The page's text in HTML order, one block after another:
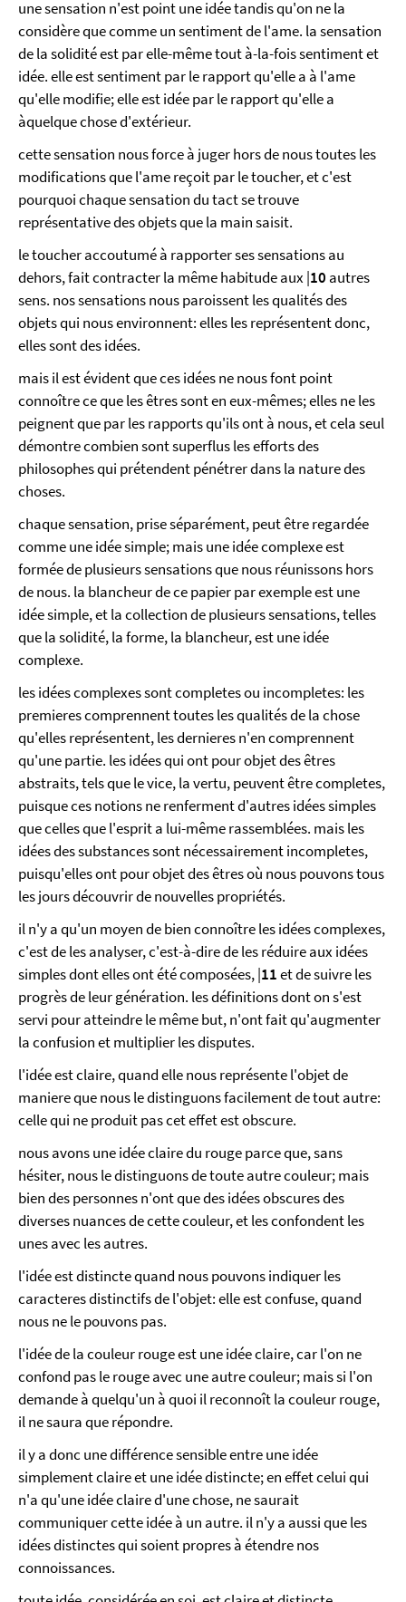
une sensation n'est point une idée tandis qu'on ne la
considère que comme un sentiment de l'ame. la sensation
de la solidité est par elle-même tout à-la-fois sentiment et
idée. elle est sentiment par le rapport qu'elle a à l'ame
qu'elle modifie; elle est idée par le rapport qu'elle a
àquelque chose d'extérieur.
cette sensation nous force à juger hors de nous toutes les
modifications que l'ame reçoit par le toucher, et c'est
pourquoi chaque sensation du tact se trouve
représentative des objets que la main saisit.
le toucher accoutumé à rapporter ses sensations au
dehors, fait contracter la même habitude aux |10 autres
sens. nos sensations nous paroissent les qualités des
objets qui nous environnent: elles les représentent donc,
elles sont des idées.
mais il est évident que ces idées ne nous font point
connoître ce que les êtres sont en eux-mêmes; elles ne les
peignent que par les rapports qu'ils ont à nous, et cela seul
démontre combien sont superflus les efforts des
philosophes qui prétendent pénétrer dans la nature des
choses.
chaque sensation, prise séparément, peut être regardée
comme une idée simple; mais une idée complexe est
formée de plusieurs sensations que nous réunissons hors
de nous. la blancheur de ce papier par exemple est une
idée simple, et la collection de plusieurs sensations, telles
que la solidité, la forme, la blancheur, est une idée
complexe.
les idées complexes sont completes ou incompletes: les
premieres comprennent toutes les qualités de la chose
qu'elles représentent, les dernieres n'en comprennent
qu'une partie. les idées qui ont pour objet des êtres
abstraits, tels que le vice, la vertu, peuvent être completes,
puisque ces notions ne renferment d'autres idées simples
que celles que l'esprit a lui-même rassemblées. mais les
idées des substances sont nécessairement incompletes,
puisqu'elles ont pour objet des êtres où nous pouvons tous
les jours découvrir de nouvelles propriétés.
il n'y a qu'un moyen de bien connoître les idées complexes,
c'est de les analyser, c'est-à-dire de les réduire aux idées
simples dont elles ont été composées, |11et de suivre les
progrès de leur génération. les définitions dont on s'est
servi pour atteindre le même but, n'ont fait qu'augmenter
la confusion et multiplier les disputes.
l'idée est claire, quand elle nous représente l'objet de
maniere que nous le distinguons facilement de tout autre:
celle qui ne produit pas cet effet est obscure.
nous avons une idée claire du rouge parce que, sans
hésiter, nous le distinguons de toute autre couleur; mais
bien des personnes n'ont que des idées obscures des
diverses nuances de cette couleur, et les confondent les
unes avec les autres.
l'idée est distincte quand nous pouvons indiquer les
caracteres distinctifs de l'objet: elle est confuse, quand
nous ne le pouvons pas.
l'idée de la couleur rouge est une idée claire, car l'on ne
confond pas le rouge avec une autre couleur; mais si l'on
demande à quelqu'un à quoi il reconnoît la couleur rouge,
il ne saura que répondre.
il y a donc une différence sensible entre une idée
simplement claire et une idée distincte; en effet celui qui
n'a qu'une idée claire d'une chose, ne saurait
communiquer cette idée à un autre. il n'y a aussi que les
idées distinctes qui soient propres à étendre nos
connoissances.